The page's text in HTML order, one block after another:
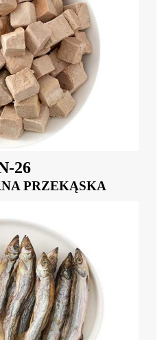
26
PRZEKĄSKA